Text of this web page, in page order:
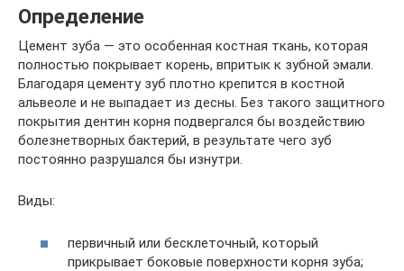
Определение
Цемент зуба — это особенная костная ткань, которая
полностью покрывает корень, впритык к зубной эмали.
Благодаря цементу зуб плотно крепится в костной
альвеоле и не выпадает из десны. Без такого защитного
покрытия дентин корня подвергался бы воздействию
болезнетворных бактерий, в результате чего зуб
постоянно разрушался бы изнутри.
Виды:
первичный или бесклеточный, который
прикрывает боковые поверхности корня зуба;